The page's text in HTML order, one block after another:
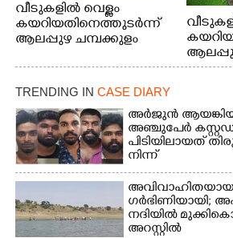
വീടുകളിൽ വെള്ളം
കയറിയതിനെത്തുടർന്ന്
ആലപ്പുഴ ചമ്പക്കുളം
പോരൂക്കര സെൻട്രൽ
സ്കൂളിലെ ദുരിതാശ്വാസ
ക്യാമ്പിലെത്തിയവർ
വസ്ത്രങ്ങൾ
ഉണക്കാനിട്ടിരിക്കുന്ന
ഗോൾപോസ്റ്റിന് മുന്നിൽ
ഫുട്ബോൾ കളികളിൽ
ഏർപ്പെട്ടിരിക്കുന്ന
TRENDING IN CASE DIARY
അർജുൻ
അഞ്ചുപേർ
പിടിയിലായത്
നിന്ന്
ഗർഭിണിയായി;
നദിയിൽ
അറസ്റ്റിൽ